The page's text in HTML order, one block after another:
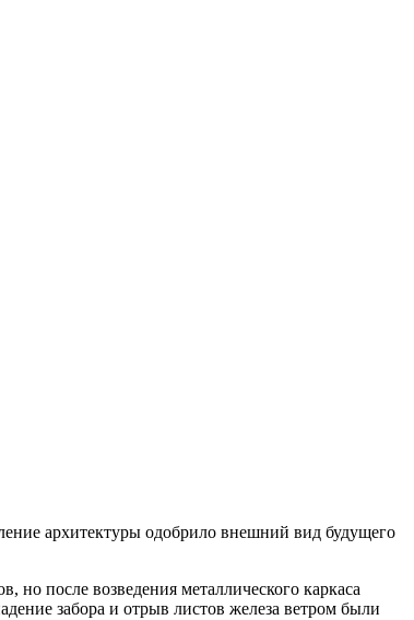
архитектуры одобрило внешний вид будущего
но после возведения металлического каркаса
забора и отрыв листов железа ветром были